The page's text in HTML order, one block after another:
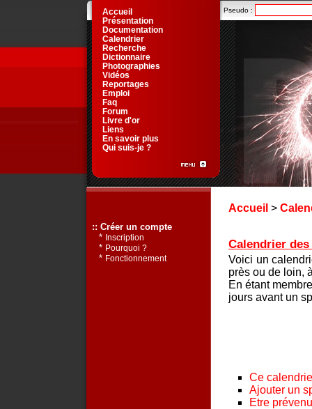
Accueil >
Calendrier
Voici un
près ou de loin,
En étant
jours avant un
Ce
Ajouter un
Etre
Pseudo :
Accueil
Présentation
Documentation
Calendrier
Recherche
Dictionnaire
Photographies
Vidéos
Reportages
Emploi
Faq
Forum
Livre d'or
Liens
En savoir plus
Qui suis-je ?
:: Créer un compte
* Inscription
* Pourquoi ?
* Fonctionnement